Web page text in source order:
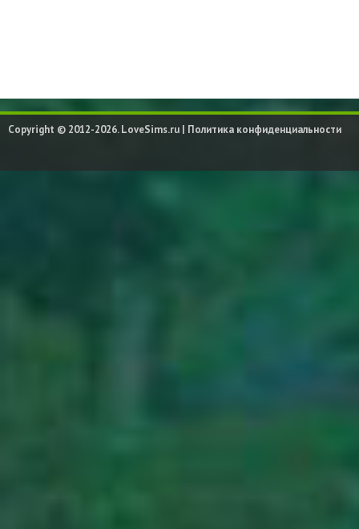
Copyright © 2012-2026. LoveSims.ru | Политика конфиденциальности